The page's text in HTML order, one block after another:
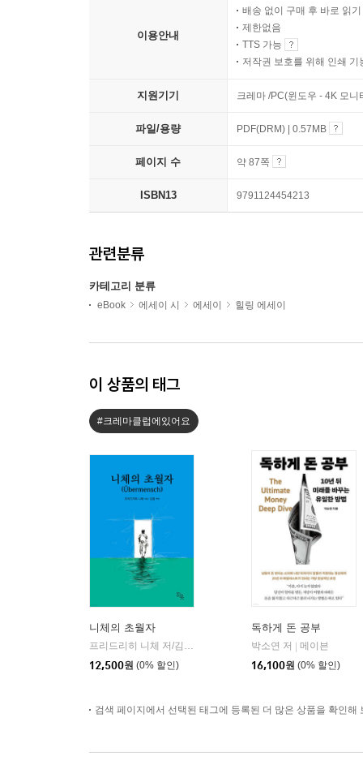
이용안내
배송 없이 구매 후 바로 읽기
제한없음
TTS 가능
저작권 보호를 위해 인쇄 기
지원기기 크레마 /PC(윈도우 - 4K 모
파일/용량 PDF(DRM) | 0.57MB
페이지 수 약 87쪽
ISBN13 9791124454213
관련분류
카테고리 분류
eBook 에세이 시 에세이 힐링 에세이
이 상품의 태그
#크레마클럽에있어요
니체의 초월자
프리드리히 니체 저/김철 편역
12,500원 (0% 할인)
독하게 돈 공부
박소연 저
메이븐
16,100원 (0% 할인)
검색 페이지에서 선택된 태그에 등록된 더 많은 상품을 확인해